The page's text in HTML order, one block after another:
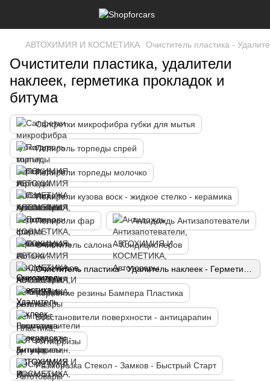
АВТОХИМИЯ И КОСМЕТИКА Очиститель пластика -
Очистители пластика, удалители
наклеек, герметика прокладок и
битума
Салфетки микрофибра губки для мытья
Полироль торпеды спрей
Полироли торпеды молочко
Полироли кузова воск - жидкое стелко - керамика
Полироли фар Антидождь Антизапотеватели
Очиститель салона - Кондиционеров
Чернение резины Бампера Пластика
Восстановители поверхности - антицарапин
Антифризы
Разморозка Стекол - Замков - Быстрый Старт